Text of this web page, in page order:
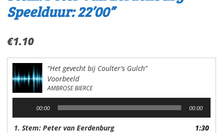
Speelduur: 22’00”
€1.10
“Het gevecht bij Coulter's Gulch”
Voorbeeld
AMBROSE BIERCE
00:00 00:00
1. Stem: Peter van Eerdenburg 1:30